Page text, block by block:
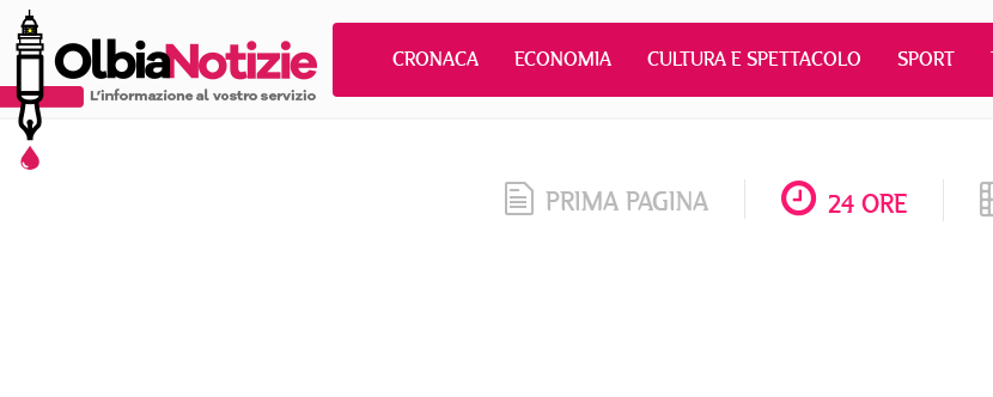
CRONACA ECONOMIA CULTURA E SPETTACOLO SPORT
PRIMA PAGINA 24 ORE